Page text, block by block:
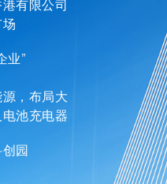
有限公司
业”
，布局大
池充电器
园